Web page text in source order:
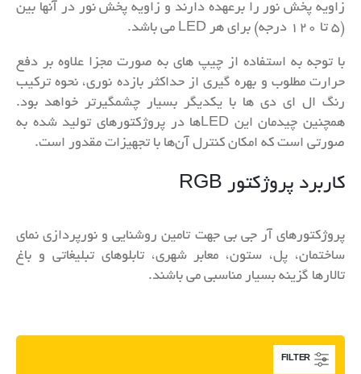
زاویه پخش نور را برعهده دارند و زاویه پخش نور در آنها بین
(۵ تا ۱۲۰ درجه) برای هر LED می باشد.
با توجه به استفاده از چیپ های به صورت مجزا علاوه بر دفع
حرارت مطلوب و بهره گیری از حداکثر بازده نوری، نحوه ترکیب
رنگ ال ای دی ها با یکدیگر بسیار چشمگیرتر خواهد بود.
همچنین چیدمان این LEDها در پروژکتورهای تولید شده به
صورتی است که امکان کنترل‌ آن‌ها با تجهیزات مقدور است.
کاربرد پروژکتور RGB
پروژکتورهای آر جی بی جهت تامین روشنایی و نورپردازی نمای
ساختمان، پل، ستون، معابر شهری، تابلوهای تبلیغاتی و باغ
تالار‌ها گزینه بسیار مناسبی می باشند.
FILTER